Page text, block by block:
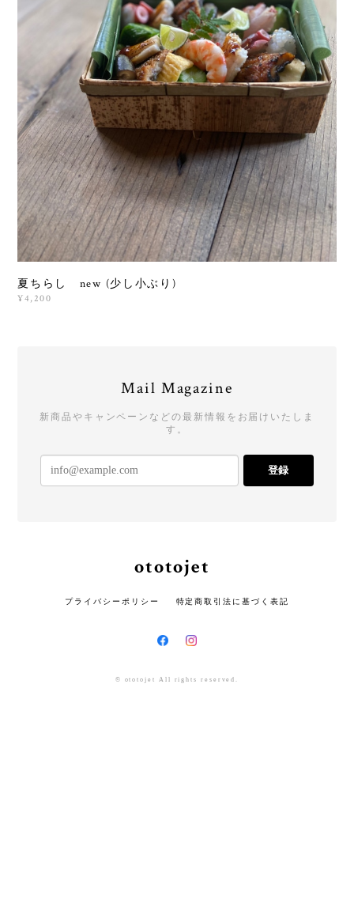
夏ちらし new (少し小ぶり)
¥4,200
Mail Magazine
新商品やキャンペーンなどの最新情報をお届けいたしま
す。
登録
ototojet
プライバシーポリシー 特定商取引法に基づく表記
© ototojet All rights reserved.